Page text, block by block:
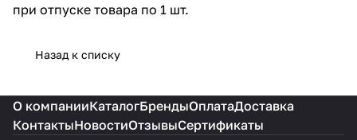
при отпуске товара по 1 шт.
Назад к списку
О компанииКаталогБрендыОплатаДоставка
КонтактыНовостиОтзывыСертификаты